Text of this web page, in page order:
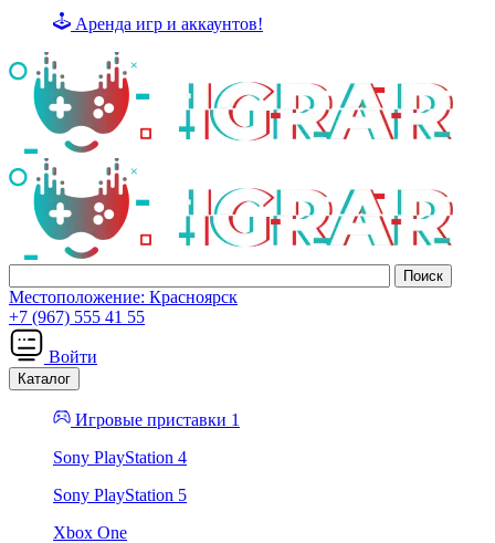
Аренда игр и аккаунтов!
Местоположение: Красноярск
+7 (967) 555 41 55
Войти
Каталог
Игровые приставки 1
Sony PlayStation 4
Sony PlayStation 5
Xbox One